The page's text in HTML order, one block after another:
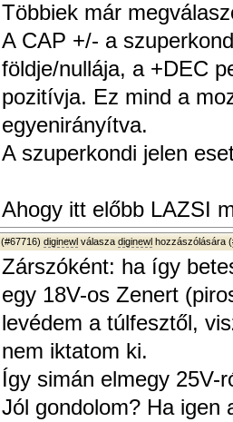
Többiek már
A CAP +/- a
földje/nullája, a +DEC
pozitívja. Ez mind a
egyenirányítva.
A szuperkondi jelen
Ahogy itt előbb LAZSI
(#67716) diginewl válasza diginewl hozzászólására (
Zárszóként: ha így
egy 18V-os Zenert
levédem a túlfesztől,
nem iktatom ki.
Így simán elmegy 25V-
Jól gondolom? Ha igen